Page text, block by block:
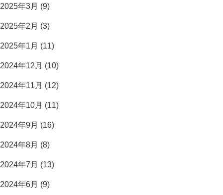
2025年3月 (9)
2025年2月 (3)
2025年1月 (11)
2024年12月 (10)
2024年11月 (12)
2024年10月 (11)
2024年9月 (16)
2024年8月 (8)
2024年7月 (13)
2024年6月 (9)